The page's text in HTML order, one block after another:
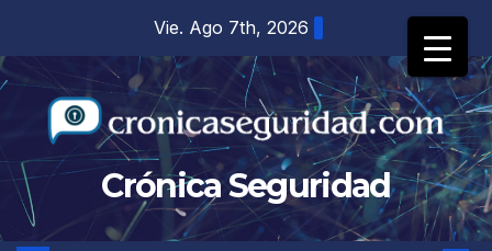
contenido
Vie. Ago 7th, 2026
Crónica Seguridad